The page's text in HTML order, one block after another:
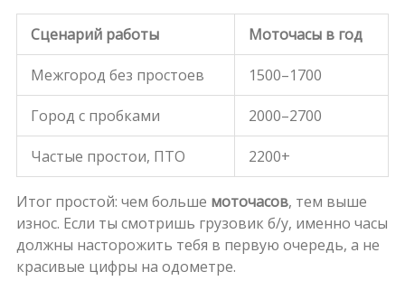
Сценарий работы Моточасы в год
Межгород без простоев 1500–1700
Город с пробками 2000–2700
Частые простои, ПТО 2200+
Итог простой: чем больше моточасов, тем выше
износ. Если ты смотришь грузовик б/у, именно часы
должны насторожить тебя в первую очередь, а не
красивые цифры на одометре.